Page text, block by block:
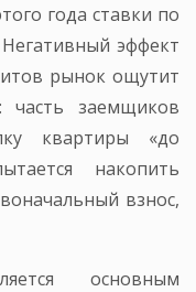
года ставки по
эффект
рынок ощутит
заемщиков
квартиры «до
накопить
взнос,
основным